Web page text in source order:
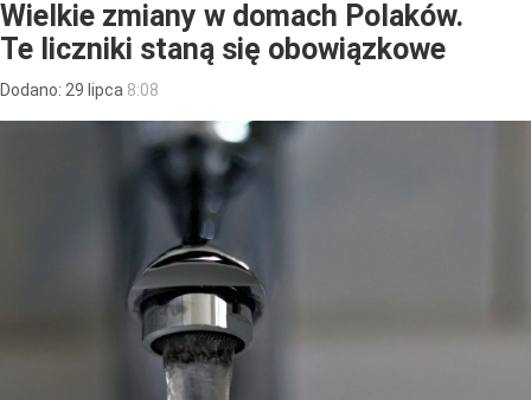
Wielkie zmiany w domach Polaków.
Te liczniki staną się obowiązkowe
Dodano: 29 lipca 8:08